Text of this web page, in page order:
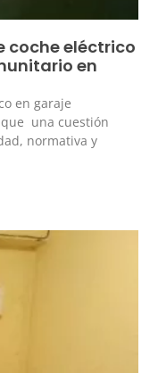
coche eléctrico
en
en garaje
una cuestión
normativa y